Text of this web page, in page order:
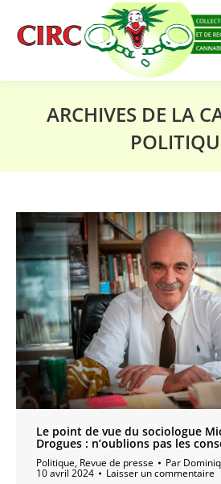
ARCHIVES DE LA
Le point de vue du sociologue
Drogues : n’oublions pas les
Politique, Revue de presse Par
10 avril 2024 Laisser un commentaire